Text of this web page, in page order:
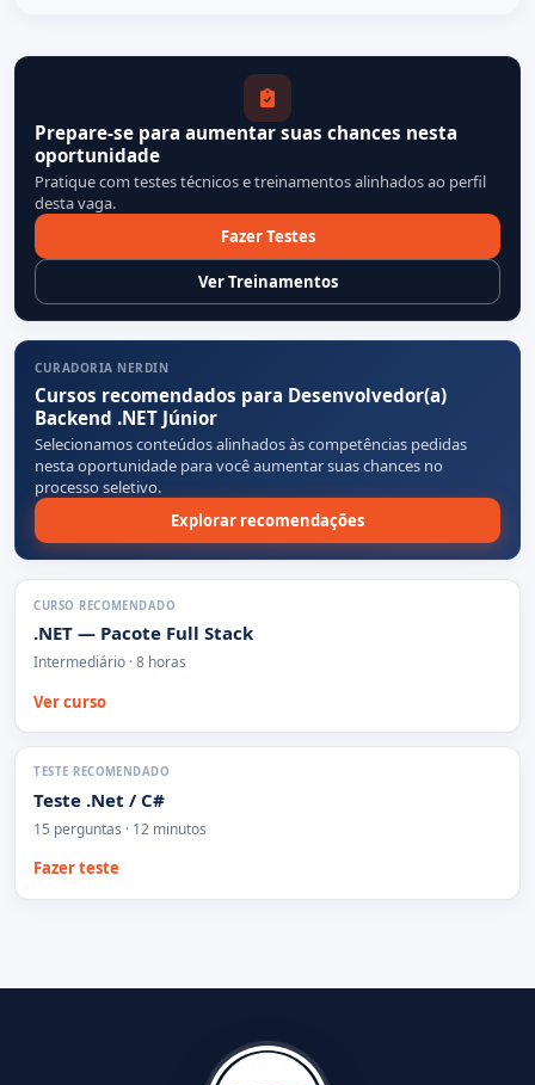
Prepare-se para aumentar suas chances nesta
oportunidade
Pratique com testes técnicos e treinamentos alinhados ao perfil
desta vaga.
Fazer Testes
Ver Treinamentos
CURADORIA NERDIN
Cursos recomendados para Desenvolvedor(a)
Backend .NET Júnior
Selecionamos conteúdos alinhados às competências pedidas
nesta oportunidade para você aumentar suas chances no
processo seletivo.
Explorar recomendações
CURSO RECOMENDADO
.NET — Pacote Full Stack
Intermediário · 8 horas
Ver curso
TESTE RECOMENDADO
Teste .Net / C#
15 perguntas · 12 minutos
Fazer teste